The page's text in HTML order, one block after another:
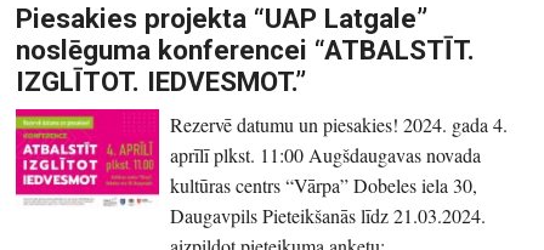
Piesakies projekta “UAP Latgale”
noslēguma konferencei “ATBALSTĪT.
IZGLĪTOT. IEDVESMOT.”
Rezervē datumu un piesakies! 2024. gada 4.
aprīlī plkst. 11:00 Augšdaugavas novada
kultūras centrs “Vārpa” Dobeles iela 30,
Daugavpils Pieteikšanās līdz 21.03.2024.